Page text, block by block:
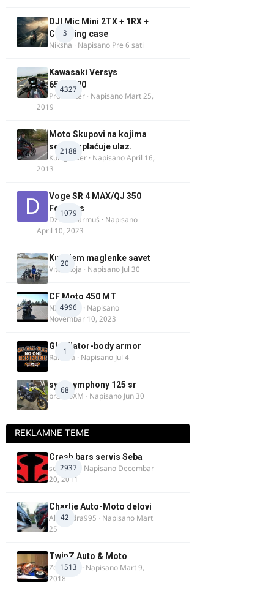
3
DJI Mic Mini 2TX + 1RX +
Charging case
Niksha · Napisano Pre 6 sati
4327
Kawasaki Versys
650/1000
ProMaster · Napisano Mart 25,
2019
2188
Moto Skupovi na kojima
se ne naplaćuje ulaz.
Kum_Mixer · NapisanoApril 16,
2013
1079
Voge SR 4 MAX/QJ 350
Fortress
Džim Džarmuš · Napisano
April 10, 2023
20
Kupujem maglenke savet
Vitez Koja · Napisano Jul 30
4996
CF Moto 450 MT
NIKOLA 1
· Napisano
Novembar 10, 2023
1
Gladijator-body armor
Rale-Ča · Napisano Jul 4
68
sym symphony 125 sr
brankoXM · Napisano Jun 30
REKLAMNE TEME
2937
Crash bars servis Seba
seba011 · Napisano Decembar
20, 2011
42
Charlie Auto-Moto delovi
Alexandra995 · Napisano Mart
25
1513
TwinZ Auto & Moto
Zeljkamp · Napisano Mart 9,
2018